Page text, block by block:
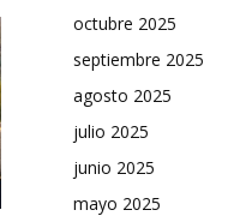
octubre 2025
septiembre 2025
agosto 2025
julio 2025
junio 2025
mayo 2025